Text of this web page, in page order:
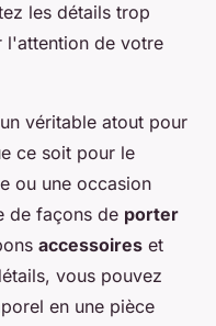
les détails trop
l'attention de votre
véritable atout pour
ce soit pour le
ou une occasion
de façons de porter
accessoires et
vous pouvez
en une pièce